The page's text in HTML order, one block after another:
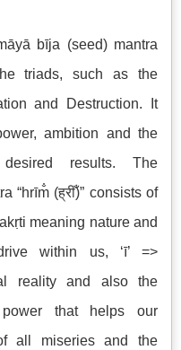
bīja (seed) mantra
triads, such as the
and Destruction. It
ambition and the
results. The
“hrīm̐ (ह्रीँ)” consists of
meaning nature and
within us, ‘ī’ =>
reality and also the
that helps our
all miseries and the